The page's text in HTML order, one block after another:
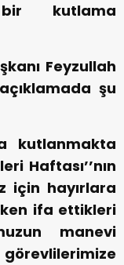
bir kutlama
Feyzullah
şu
kutlanmakta
Haftası’’nın
için hayırlara
ifa ettikleri
manevi